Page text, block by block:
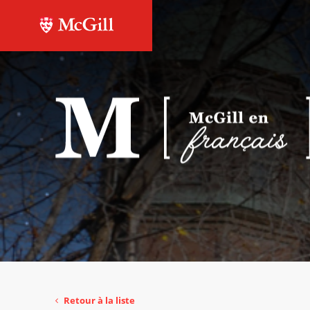
Retour à la liste